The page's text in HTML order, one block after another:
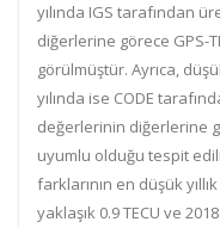
yılında IGS tarafından
diğerlerine görece GPS-
görülmüştür. Ayrıca,
yılında ise CODE
değerlerinin diğerlerine
uyumlu olduğu tespit
farklarının en düşük
yaklaşık 0.9 TECU ve